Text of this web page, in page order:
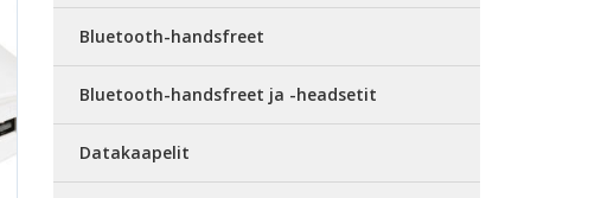
Bluetooth-handsfreet
Bluetooth-handsfreet ja -headsetit
Datakaapelit